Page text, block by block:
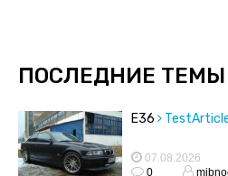
ПОСЛЕДНИЕ
E36
07.08.2026
0